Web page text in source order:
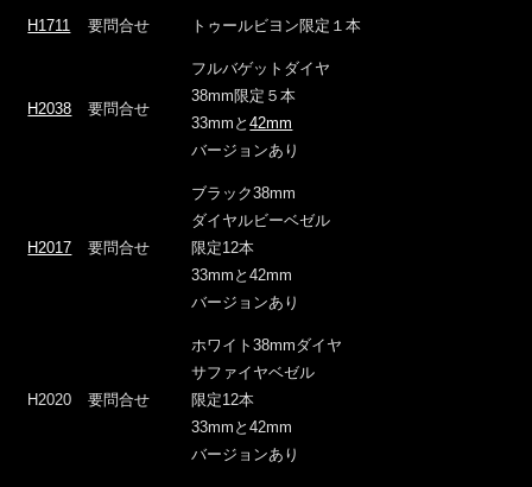
H1711 要問合せ トゥールビヨン限定１本
H2038 要問合せ
フルバゲットダイヤ
38mm限定５本
33mmと42mm
バージョンあり
H2017 要問合せ
ブラック38mm
ダイヤルビーベゼル
限定12本
33mmと42mm
バージョンあり
H2020 要問合せ
ホワイト38mmダイヤ
サファイヤベゼル
限定12本
33mmと42mm
バージョンあり